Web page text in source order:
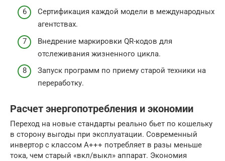
Сертификация каждой модели в международных
агентствах.
Внедрение маркировки QR-кодов для
отслеживания жизненного цикла.
Запуск программ по приему старой техники на
переработку.
Расчет энергопотребления и экономии
Переход на новые стандарты реально бьет по кошельку
в сторону выгоды при эксплуатации. Современный
инвертор с классом A+++ потребляет в разы меньше
тока, чем старый «вкл/выкл» аппарат. Экономия